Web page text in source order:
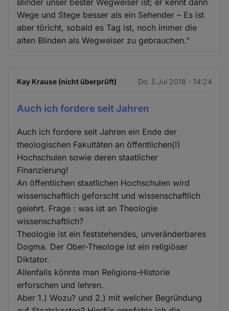
Wege und Stege besser als ein Sehender – Es ist
aber töricht, sobald es Tag ist, noch immer die
alten Blinden als Wegweiser zu gebrauchen."
Kay Krause (nicht überprüft) Do. 5 Jul 2018 - 14:24
Auch ich fordere seit Jahren
Auch ich fordere seit Jahren ein Ende der
theologischen Fakultäten an öffentlichen(!)
Hochschulen sowie deren staatlicher
Finanzierung!
An öffentlichen staatlichen Hochschulen wird
wissenschaftlich geforscht und wissenschaftlich
gelehrt. Frage : was ist an Theologie
wissenschaftlich?
Theologie ist ein feststehendes, unveränderbares
Dogma. Der Ober-Theologe ist ein religiöser
Diktator.
Allenfalls könnte man Religions-Historie
erforschen und lehren.
Aber 1.) Wozu? und 2.) mit welcher Begründung